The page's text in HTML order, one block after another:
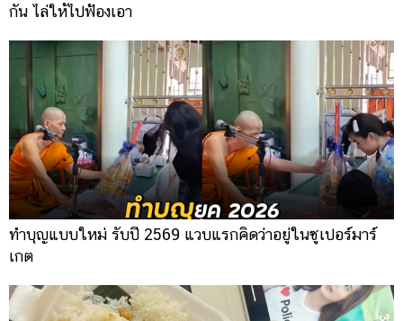
กัน ไล่ให้ไปฟ้องเอา
ทำบุญแบบใหม่ รับปี 2569 แวบแรกคิดว่าอยู่ในซูเปอร์มาร์
เกต